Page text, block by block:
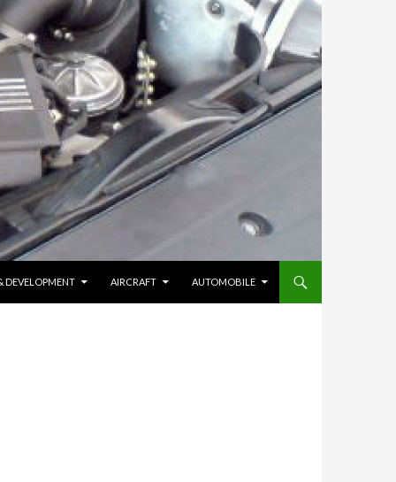
DEVELOPMENT AIRCRAFT AUTOMOBILE